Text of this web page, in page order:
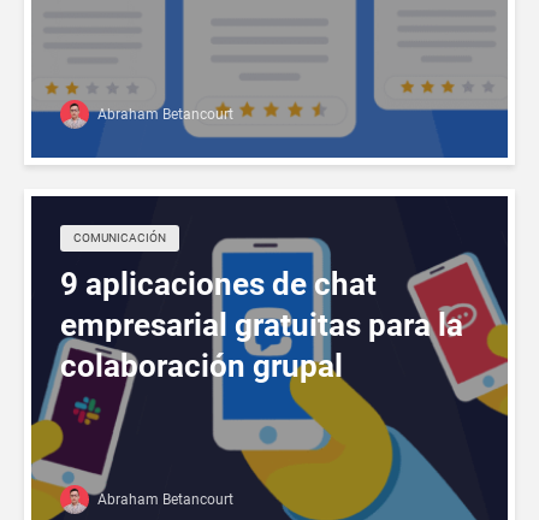
Abraham Betancourt
COMUNICACIÓN
9 aplicaciones de chat
empresarial gratuitas para la
colaboración grupal
Abraham Betancourt